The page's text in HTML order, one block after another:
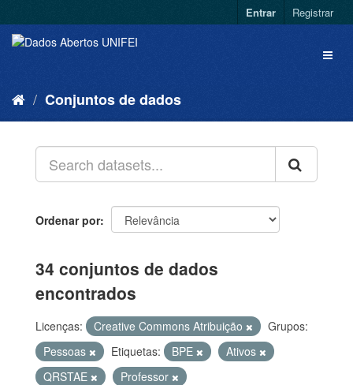
Entrar Registrar
Conjuntos de dados
Ordenar por
34 conjuntos de dados
encontrados
Licenças: Creative Commons Atribuição
Grupos:
Pessoas
Etiquetas: BPE
Ativos
QRSTAE
Professor